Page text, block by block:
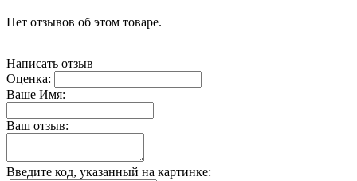
Нет отзывов об этом товаре.
Написать отзыв
Оценка:
Ваше Имя:
Ваш отзыв:
Введите код, указанный на картинке: